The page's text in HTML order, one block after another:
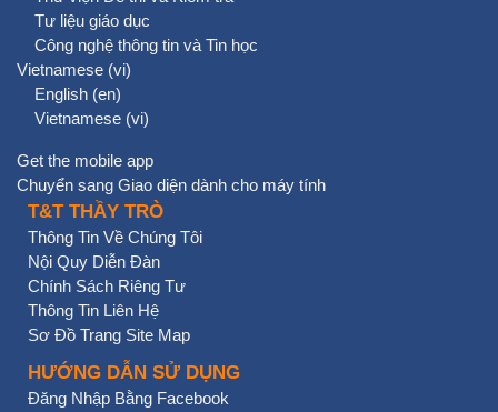
Tư liệu giáo dục
Công nghệ thông tin và Tin học
Vietnamese ‎(vi)‎
English ‎(en)‎
Vietnamese ‎(vi)‎
Get the mobile app
Chuyển sang Giao diện dành cho máy tính
T&T THẦY TRÒ
Thông Tin Về Chúng Tôi
Nội Quy Diễn Đàn
Chính Sách Riêng Tư
Thông Tin Liên Hệ
Sơ Đồ Trang Site Map
HƯỚNG DẪN SỬ DỤNG
Đăng Nhập Bằng Facebook